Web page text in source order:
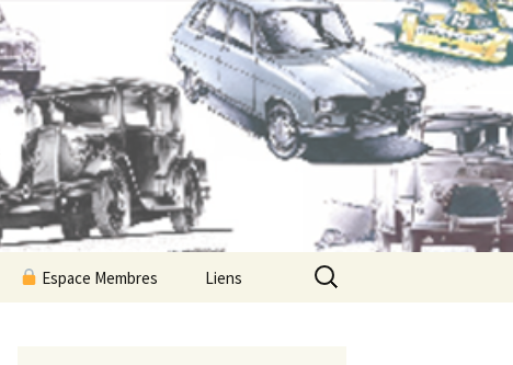
Espace Membres Liens
Rechercher :